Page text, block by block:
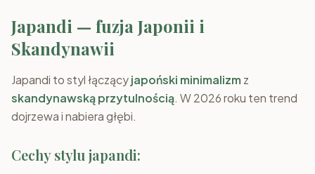
Japandi — fuzja Japonii i
Skandynawii
Japandi to styl łączącyjapoński minimalizmz
skandynawską przytulnością. W 2026 roku ten trend
dojrzewa i nabiera głębi.
Cechy stylu japandi: